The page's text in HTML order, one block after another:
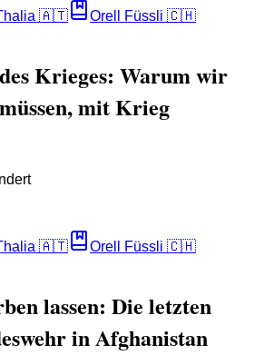
🇦🇹 Orell Füssli 🇨🇭
Krieges: Warum wir
mit Krieg
🇦🇹 Orell Füssli 🇨🇭
lassen: Die letzten
in Afghanistan